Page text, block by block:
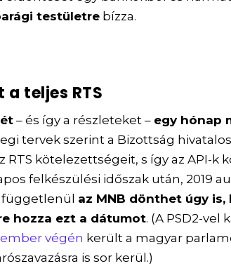
testületre bízza.
teljes RTS
– és így a részleteket – egy hónap
tervek szerint a Bizottság
RTS kötelezettségeit, s így az API-k
felkészülési időszak után, 2019
az MNB dönthet úgy is,
hozza ezt a dátumot. (A PSD2-vel
végén került a magyar
is sor kerül.)